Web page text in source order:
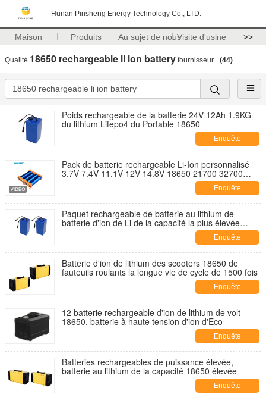
Hunan Pinsheng Energy Technology Co., LTD.
Maison Produits Au sujet de nousVisite d'usine >>
Qualité 18650 rechargeable li ion battery fournisseur. (44)
Poids rechargeable de la batterie 24V 12Ah 1.9KG
du lithium Lifepo4 du Portable 18650
Enquête
maintenant
Pack de batterie rechargeable Li-Ion personnalisé
3.7V 7.4V 11.1V 12V 14.8V 18650 21700 32700
Enquête
maintenant
Paquet rechargeable de batterie au lithium de
batterie d'ion de Li de la capacité la plus élevée
Enquête
maintenant
Batterie d'ion de lithium des scooters 18650 de
fauteuils roulants la longue vie de cycle de 1500 fois
Enquête
maintenant
12 batterie rechargeable d'ion de lithium de volt
18650, batterie à haute tension d'ion d'Eco
Enquête
maintenant
Batteries rechargeables de puissance élevée,
batterie au lithium de la capacité 18650 élevée
Enquête